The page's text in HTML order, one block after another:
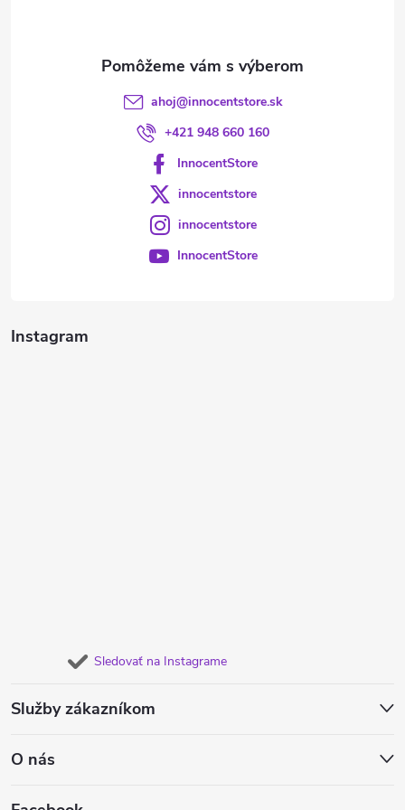
Instagram
Sledovať na Instagrame
Služby zákazníkom
O nás
ahoj@innocentstore.sk
+421 948 660 160
InnocentStore
innocentstore
innocentstore
InnocentStore